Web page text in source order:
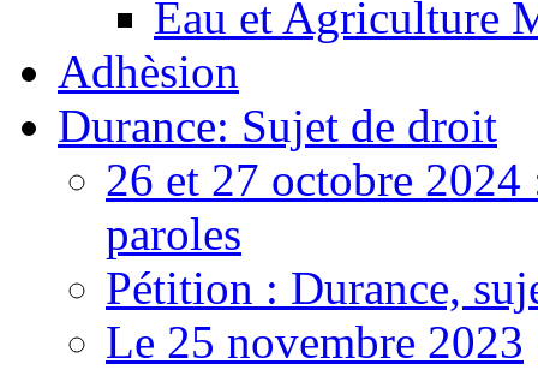
Eau et Agriculture
Adhèsion
Durance: Sujet de droit
26 et 27 octobre 2024
paroles
Pétition : Durance,
Le 25 novembre 2023